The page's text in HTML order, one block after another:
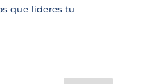
que lideres tu